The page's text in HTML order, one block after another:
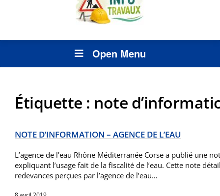
Open Menu
Étiquette : note
NOTE D’INFORMATION – AGENCE DE L’EAU
L’agence de l’eau Rhône Méditerranée Corse a publié une
expliquant l’usage fait de la fiscalité de l’eau. Cette note
redevances perçues par l’agence de l’eau…